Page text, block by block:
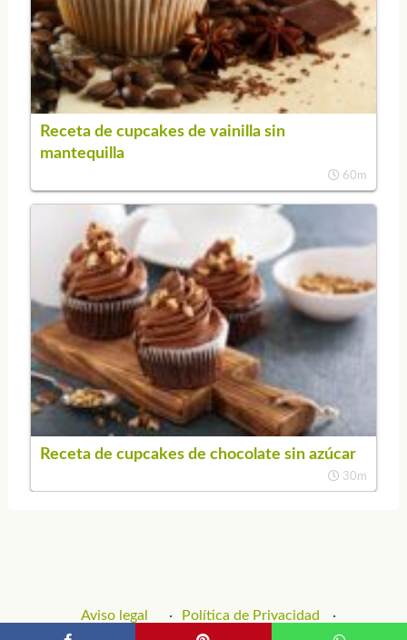
Receta de cupcakes de vainilla sin
mantequilla
60m
Receta de cupcakes de chocolate sin azúcar
30m
Aviso legal
Política de Privacidad